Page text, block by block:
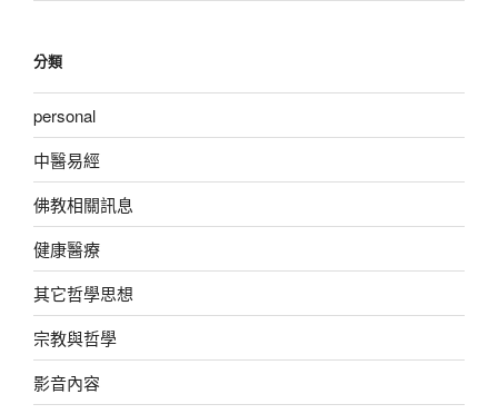
分類
personal
中醫易經
佛教相關訊息
健康醫療
其它哲學思想
宗教與哲學
影音內容